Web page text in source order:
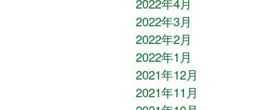
2022年3月
2022年2月
2022年1月
2021年12月
2021年11月